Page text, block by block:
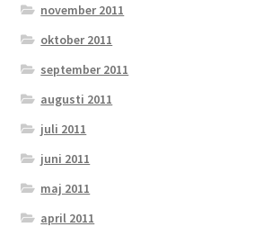
november 2011
oktober 2011
september 2011
augusti 2011
juli 2011
juni 2011
maj 2011
april 2011